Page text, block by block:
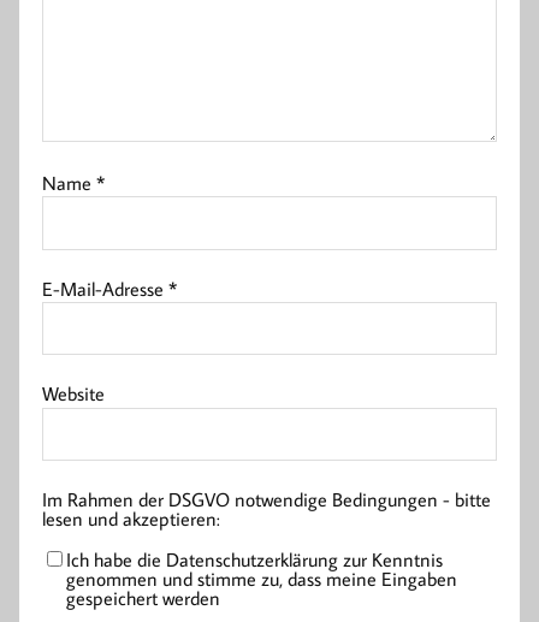
Name*
E-Mail-Adresse*
Website
Im Rahmen der DSGVO notwendige Bedingungen - bitte
lesen und akzeptieren:
Ich habe die Datenschutzerklärung zur Kenntnis
genommen und stimme zu, dass meine Eingaben
gespeichert werden